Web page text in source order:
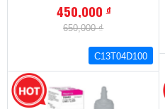
450,000đ
650,000 ₫
C13T04D100